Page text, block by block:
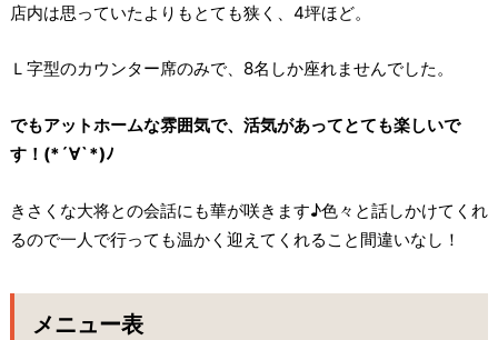
店内は思っていたよりもとても狭く、4坪ほど。
Ｌ字型のカウンター席のみで、8名しか座れませんでした。
でもアットホームな雰囲気で、活気があってとても楽しいで
す！(*´∀`*)ﾉ
きさくな大将との会話にも華が咲きます♪色々と話しかけてくれ
るので一人で行っても温かく迎えてくれること間違いなし！
メニュー表